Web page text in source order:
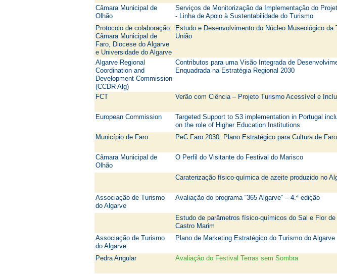
Câmara Municipal de
Olhão
Serviços de Monitorização da Implementação do
- Linha de Apoio à Sustentabilidade do Turismo
Protocolo de colaboração:
Câmara Municipal de
Faro, Diocese do Algarve
e Universidade do Algarve
Estudo e Desenvolvimento do Núcleo Museológico da
União
Algarve Regional
Coordination and
Development Commission
(CCDR Alg)
Contributos para uma Visão Integrada de
Enquadrada na Estratégia Regional 2030
FCT Verão com Ciência – Projeto Turismo Acessível e
European Commission
Targeted Support to S3 implementation in Portugal
on the role of Higher Education Institutions
Município de Faro PeC Faro 2030: Plano Estratégico para Cultura de
Câmara Municipal de
Olhão
O Perfil do Visitante do Festival do Marisco
Caraterização físico-química de azeite produzido no
Associação de Turismo
do Algarve
Avaliação do programa “365 Algarve” – 4.ª edição
Estudo de parâmetros físico-químicos do Sal e Flor
Castro Marim
Associação de Turismo
do Algarve
Plano de Marketing Estratégico do Turismo do Algarve
Pedra Angular Avaliação do Festival Terras sem Sombra